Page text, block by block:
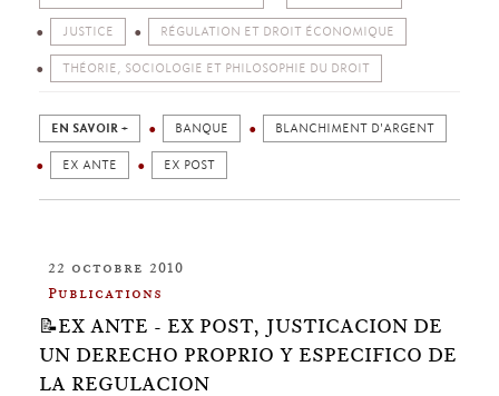
JUSTICE RÉGULATION ET DROIT ÉCONOMIQUE
THÉORIE, SOCIOLOGIE ET PHILOSOPHIE DU DROIT
EN SAVOIR + BANQUE BLANCHIMENT D'ARGENT
EX ANTE EX POST
22 octobre 2010
Publications
📝EX ANTE - EX POST, JUSTICACION DE
UN DERECHO PROPRIO Y ESPECIFICO DE
LA REGULACION